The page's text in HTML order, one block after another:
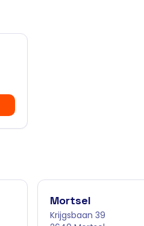
Mortsel
Krijgsbaan 39